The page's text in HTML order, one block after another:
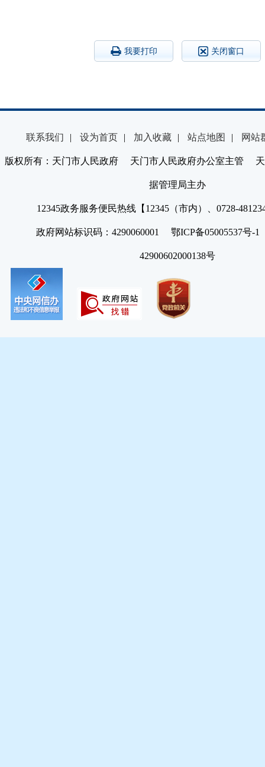
我要打印 关闭窗口
联系我们 | 设为首页 | 加入收藏 | 站点地图 | 网站
版权所有：天门市人民政府 天门市人民政府办公室主管 天
据管理局主办
12345政务服务便民热线【12345（市内）、0728-
政府网站标识码：4290060001 鄂ICP备05005537号
42900602000138号